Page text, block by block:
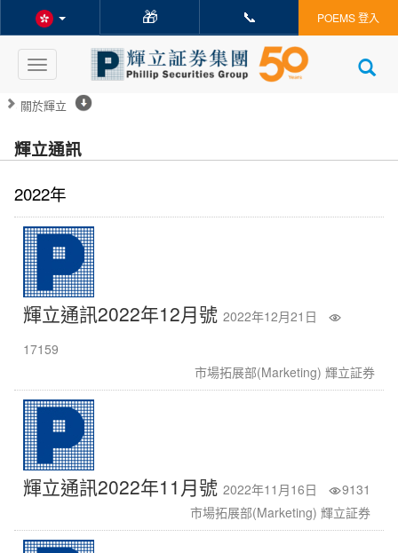
🎁 📞 POEMS 登入
Toggle
navigation
關於輝立
輝立通訊
2022年
輝立通訊2022年12月號 2022年12月21日
17159
市場拓展部(Marketing) 輝立証券
輝立通訊2022年11月號 2022年11月16日
9131
市場拓展部(Marketing) 輝立証券